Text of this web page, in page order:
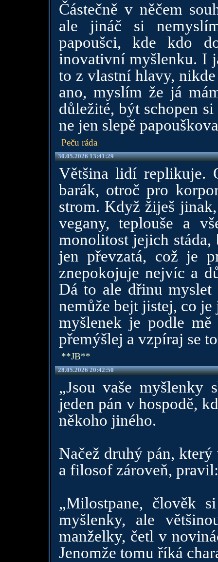
Částečně v něčem
ale jináč si
papoušci, kde kdo
inovativní myšlenku. I
to z vlastní hlavy,
ano, myslím že já
důležité, být schopen
ne jen slepě
Peču ráda
30.05.2026 13:41:29
Většina lidí replikuje.
barák, otroč pro
strom. Když žiješ
vegany, teplouše a
monolitost jejich
jen převzatá, což je
znepokojuje nejvíc a
Dá to ale dřinu
nemůže bejt jistej, co
myšlenek je podle
přemýšlej a vzpíraj se
**JB**
28.05.2026 20:42:50
„Jsou vaše myšlenky
jeden pán v hospodě,
někoho jiného.
Načež druhý pán,
a filosof zároveň, pravil:
„Milostpane, člověk
myšlenky, ale
manželky, četl v
Jenomže tomu říká